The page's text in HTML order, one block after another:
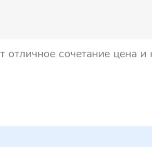
сочетание цена